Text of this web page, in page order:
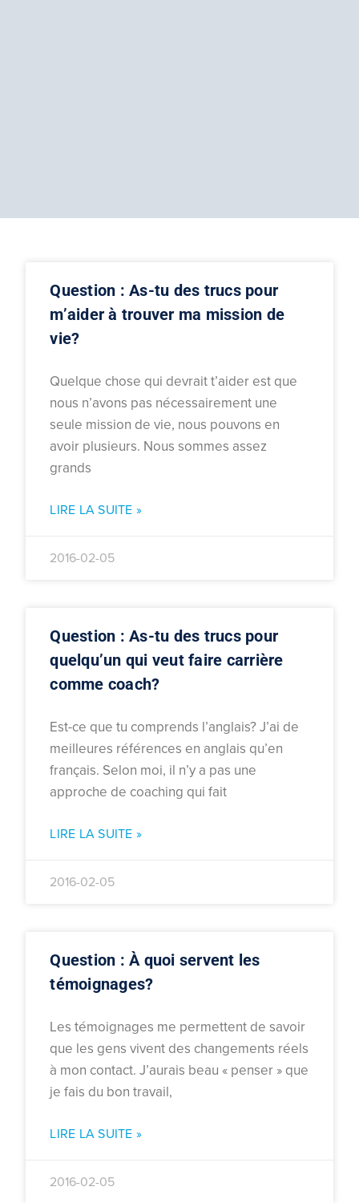
Question : As-tu des trucs pour
m’aider à trouver ma mission de
vie?
Quelque chose qui devrait t’aider est que
nous n’avons pas nécessairement une
seule mission de vie, nous pouvons en
avoir plusieurs. Nous sommes assez
grands
LIRE LA SUITE »
2016-02-05
Question : As-tu des trucs pour
quelqu’un qui veut faire carrière
comme coach?
Est-ce que tu comprends l’anglais? J’ai de
meilleures références en anglais qu’en
français. Selon moi, il n’y a pas une
approche de coaching qui fait
LIRE LA SUITE »
2016-02-05
Question : À quoi servent les
témoignages?
Les témoignages me permettent de savoir
que les gens vivent des changements réels
à mon contact. J’aurais beau « penser » que
je fais du bon travail,
LIRE LA SUITE »
2016-02-05